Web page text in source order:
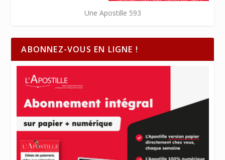
Une Apostille 593
ABONNEZ-VOUS EN LIGNE !